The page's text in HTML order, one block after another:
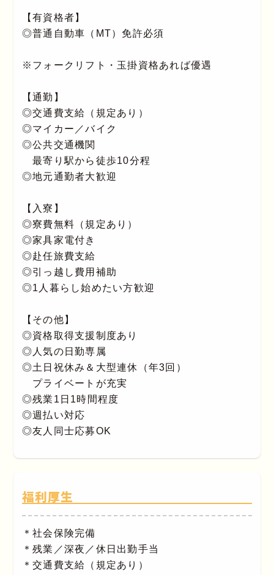
【有資格者】
◎普通自動車（MT）免許必須
※フォークリフト・玉掛資格あれば優遇
【通勤】
◎交通費支給（規定あり）
◎マイカー／バイク
◎公共交通機関
最寄り駅から徒歩10分程
◎地元通勤者大歓迎
【入寮】
◎寮費無料（規定あり）
◎家具家電付き
◎赴任旅費支給
◎引っ越し費用補助
◎1人暮らし始めたい方歓迎
【その他】
◎資格取得支援制度あり
◎人気の日勤専属
◎土日祝休み＆大型連休（年3回）
プライベートが充実
◎残業1日1時間程度
◎週払い対応
◎友人同士応募OK
福利厚生
＊社会保険完備
＊残業／深夜／休日出勤手当
＊交通費支給（規定あり）